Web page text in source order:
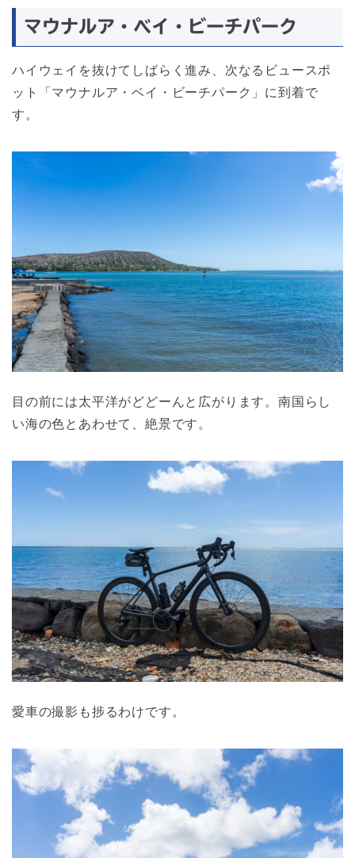
マウナルア・ベイ・ビーチパーク
ハイウェイを抜けてしばらく進み、次なるビュースポ
ット「マウナルア・ベイ・ビーチパーク」に到着で
す。
目の前には太平洋がどどーんと広がります。南国らし
い海の色とあわせて、絶景です。
愛車の撮影も捗るわけです。